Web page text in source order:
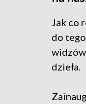
Jak co
do
dzieła.